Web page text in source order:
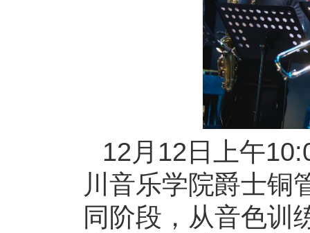
12月12日上午
川音乐学院爵士铜
同阶段，从音色训